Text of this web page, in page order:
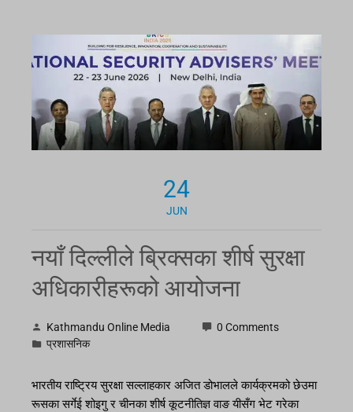
24
JUN
नयाँ दिल्लीले ब्रिक्सका शीर्ष सुरक्षा
अधिकारीहरूको आयोजना
Kathmandu Online Media
0 Comments
प्रशासनिक
भारतीय राष्ट्रिय सुरक्षा सल्लाहकार अजित डोभालले कार्यक्रमको छेउमा
रूसका सर्गेई शोइगु र चीनका शीर्ष कूटनीतिज्ञ वाङ यीसँग भेट गरेका